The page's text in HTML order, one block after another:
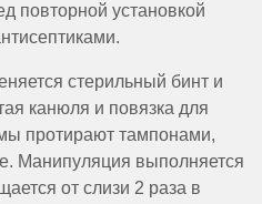
повторной установкой
стерильный бинт и
канюля и повязка для
протирают тампонами,
Манипуляция выполняется
от слизи 2 раза в